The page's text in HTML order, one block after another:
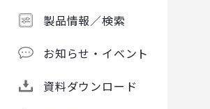
製品情報／検索
お知らせ・イベント
資料ダウンロード